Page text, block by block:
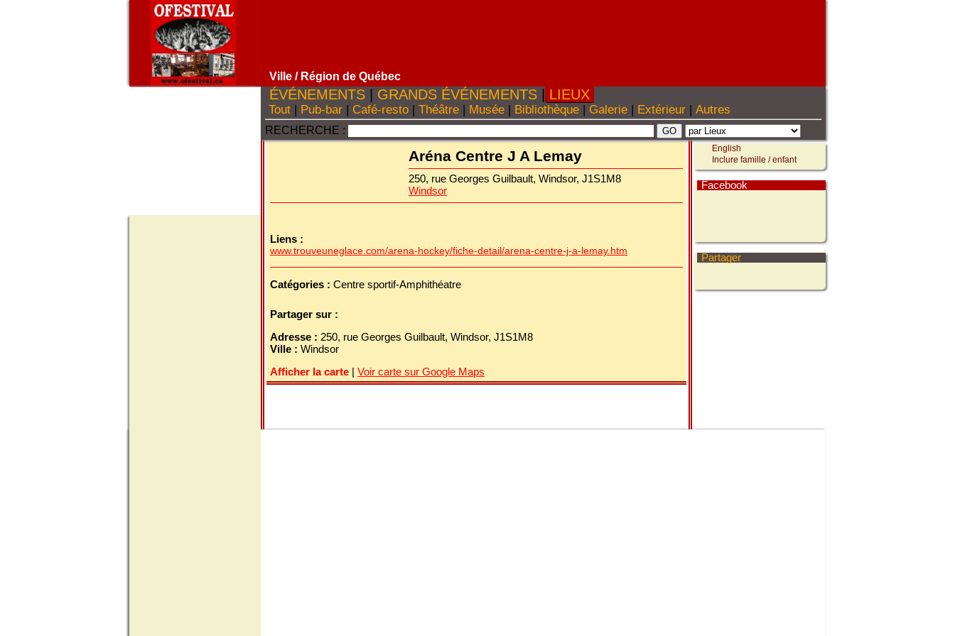
Ville / Région de Québec
ÉVÉNEMENTS GRANDS ÉVÉNEMENTS LIEUX
Tout | Pub-bar | Café-resto | Théâtre | Musée | Bibliothèque | Galerie | Extérieur | Autres
RECHERCHE :
English
Inclure famille / enfant
Facebook
Partager
Aréna Centre J A Lemay
250, rue Georges Guilbault, Windsor, J1S1M8
Windsor
Liens :
www.trouveuneglace.com/arena-hockey/fiche-detail/arena-centre-j-a-lemay.htm
Catégories : Centre sportif-Amphithéatre
Partager sur :
Adresse : 250, rue Georges Guilbault, Windsor, J1S1M8
Ville : Windsor
Afficher la carte | Voir carte sur Google Maps